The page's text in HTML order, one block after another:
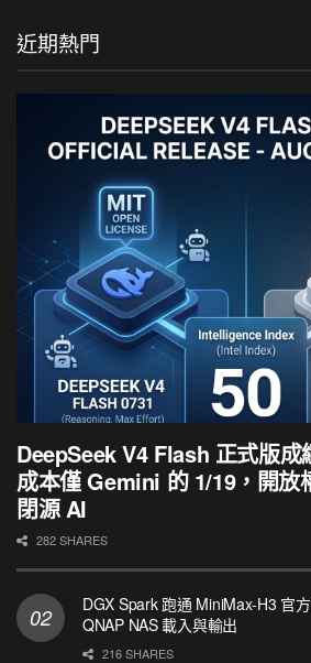
近期熱門
DeepSeek V4 Flash 正式版成
成本僅 Gemini 的 1/19，開放
閉源 AI
282 SHARES
DGX Spark 跑通 MiniMax-H3 官
QNAP NAS 載入與輸出
216 SHARES